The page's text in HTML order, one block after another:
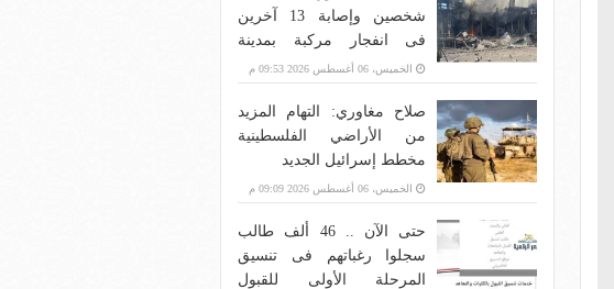
شخصين وإصابة 13 آخرين
فى انفجار مركبة بمدينة
جرمانا قرب دمشق.. فيديو
الخميس، 06 أغسطس 2026 09:53 م
صلاح مغاوري: التهام المزيد
من الأراضي الفلسطينية
مخطط إسرائيل الجديد
الخميس، 06 أغسطس 2026 09:09 م
حتى الآن .. 46 ألف طالب
سجلوا رغباتهم فى تنسيق
المرحلة الأولى للقبول